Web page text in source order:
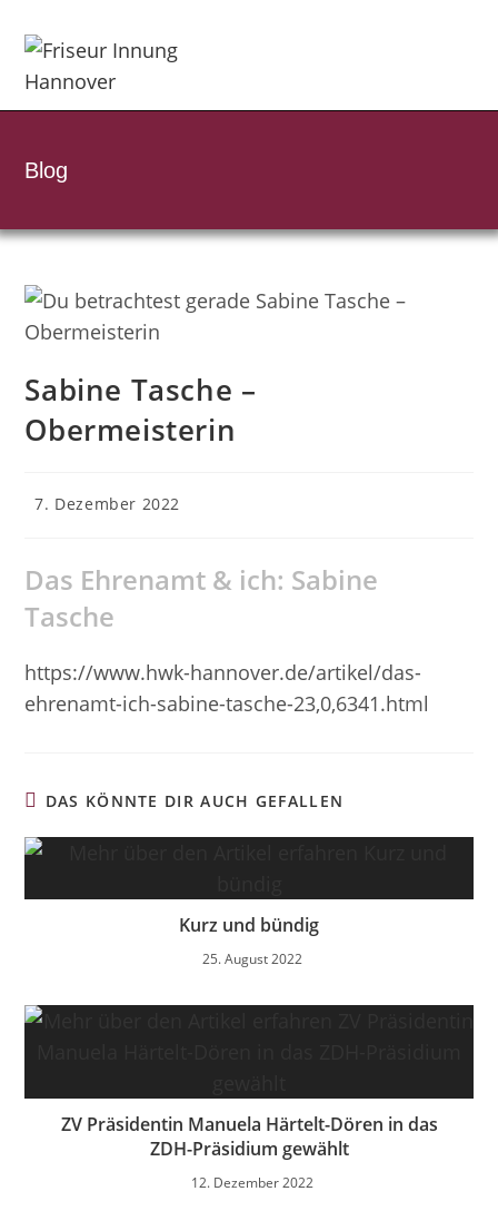
Inhalt
springen
Blog
Sabine Tasche –
Obermeisterin
Beitrag
7. Dezember 2022
Das Ehrenamt & ich: Sabine
Tasche
https://www.hwk-hannover.de/artikel/das-
ehrenamt-ich-sabine-tasche-23,0,6341.html
DAS KÖNNTE DIR AUCH GEFALLEN
Kurz und bündig
25. August 2022
ZV Präsidentin Manuela Härtelt-Dören in das
ZDH-Präsidium gewählt
12. Dezember 2022